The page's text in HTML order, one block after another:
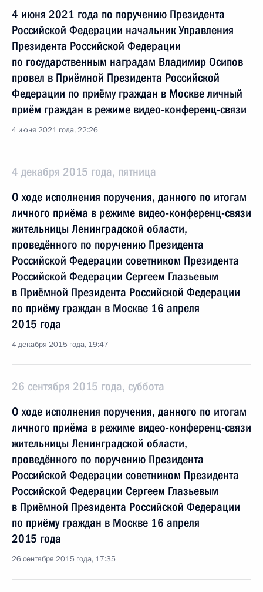
4 июня 2021 года по поручению Президента
Российской Федерации начальник Управления
Президента Российской Федерации
по государственным наградам Владимир Осипов
провел в Приёмной Президента Российской
Федерации по приёму граждан в Москве личный
приём граждан в режиме видео-конференц-связи
4 июня 2021 года, 22:26
4 декабря 2015 года, пятница
О ходе исполнения поручения, данного по итогам
личного приёма в режиме видео-конференц-связи
жительницы Ленинградской области,
проведённого по поручению Президента
Российской Федерации советником Президента
Российской Федерации Сергеем Глазьевым
в Приёмной Президента Российской Федерации
по приёму граждан в Москве 16 апреля
2015 года
4 декабря 2015 года, 19:47
26 сентября 2015 года, суббота
О ходе исполнения поручения, данного по итогам
личного приёма в режиме видео-конференц-связи
жительницы Ленинградской области,
проведённого по поручению Президента
Российской Федерации советником Президента
Российской Федерации Сергеем Глазьевым
в Приёмной Президента Российской Федерации
по приёму граждан в Москве 16 апреля
2015 года
26 сентября 2015 года, 17:35